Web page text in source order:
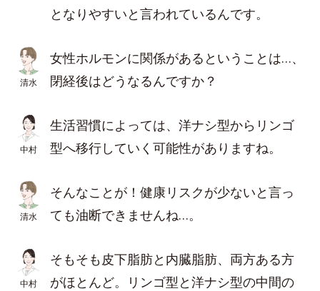
となりやすいと言われているんです。
清水
女性ホルモンに関係があるということは…、
閉経後はどうなるんですか？
中村
生活習慣によっては、洋ナシ型からリンゴ
型へ移行していく可能性がありますね。
清水
そんなことが！健康リスクが少ないと言っ
ても油断できませんね…。
中村
そもそも皮下脂肪と内臓脂肪、両方ある方
がほとんど。リンゴ型と洋ナシ型の中間の